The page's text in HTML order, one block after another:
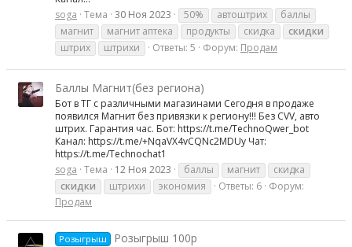
soga Тема 30 Ноя 2023 50% автоштрих
баллы
магнит
магнит аптека продукты скидка
скидки
штрих
штрихи Ответы: 5 Форум: Продам
Баллы Магнит(без региона)
Бот в ТГ с различными магазинами Сегодня в продаже
появился Магнит без привязки к региону!!! Без CVV, авто
штрих. Гарантия час. Бот: https://t.me/TechnoQwer_bot
Канал: https://t.me/+NqaVX4vCQNc2MDUy Чат:
https://t.me/Technochat1
soga Тема 12 Ноя 2023 баллы магнит
скидка
скидки
штрихи экономия Ответы: 6 Форум:
Продам
Розыгрыш Розыгрыш 100р